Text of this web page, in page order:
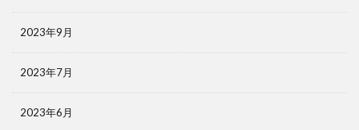
2023年9月
2023年7月
2023年6月